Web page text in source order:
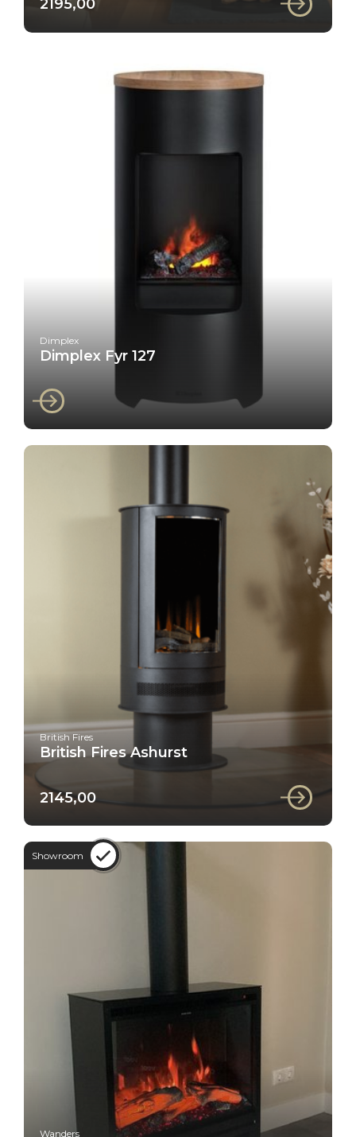
2195,00
Dimplex
Dimplex Fyr 127
British Fires
British Fires Ashurst
2145,00
Showroom
Wanders